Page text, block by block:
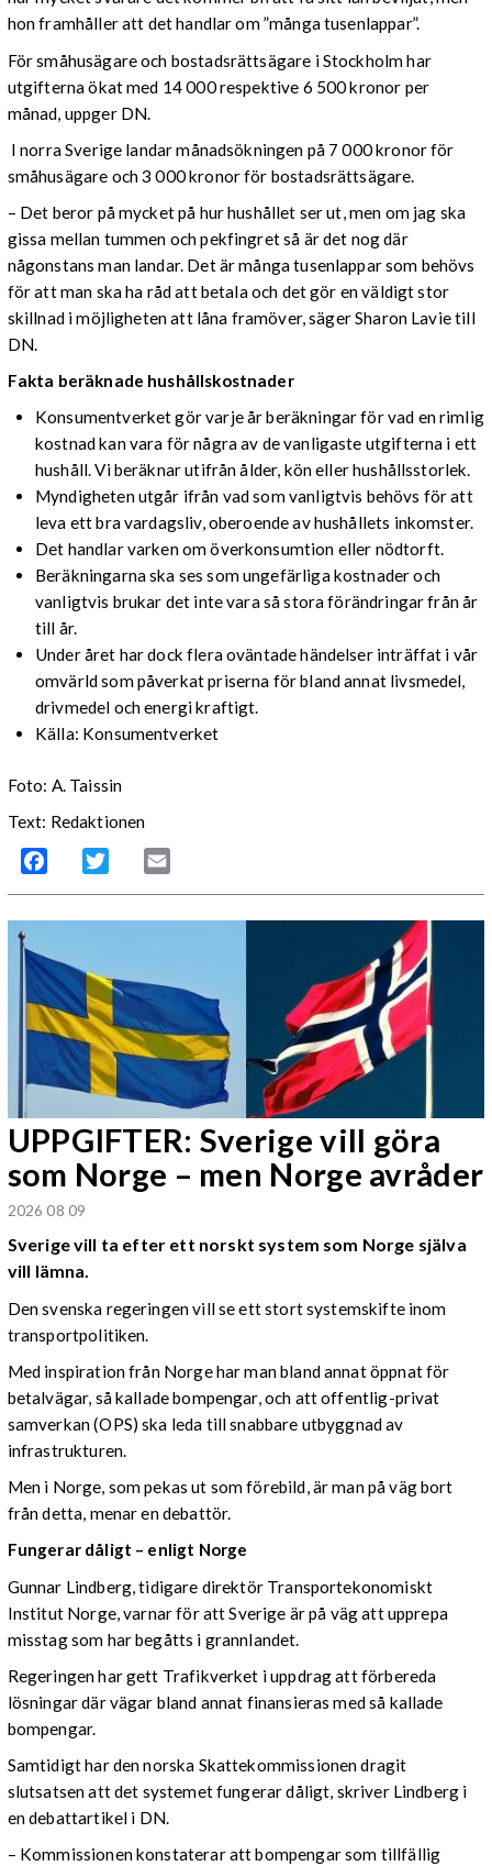
hon framhåller att det handlar om ”många tusenlappar”.
För småhusägare och bostadsrättsägare i Stockholm har
utgifterna ökat med 14 000 respektive 6 500 kronor per
månad, uppger DN.
I norra Sverige landar månadsökningen på 7 000 kronor för
småhusägare och 3 000 kronor för bostadsrättsägare.
– Det beror på mycket på hur hushållet ser ut, men om jag ska
gissa mellan tummen och pekfingret så är det nog där
någonstans man landar. Det är många tusenlappar som behövs
för att man ska ha råd att betala och det gör en väldigt stor
skillnad i möjligheten att låna framöver, säger Sharon Lavie till
DN.
Fakta beräknade hushållskostnader
Konsumentverket gör varje år beräkningar för vad en rimlig
kostnad kan vara för några av de vanligaste utgifterna i ett
hushåll. Vi beräknar utifrån ålder, kön eller hushållsstorlek.
Myndigheten utgår ifrån vad som vanligtvis behövs för att
leva ett bra vardagsliv, oberoende av hushållets inkomster.
Det handlar varken om överkonsumtion eller nödtorft.
Beräkningarna ska ses som ungefärliga kostnader och
vanligtvis brukar det inte vara så stora förändringar från år
till år.
Under året har dock flera oväntade händelser inträffat i vår
omvärld som påverkat priserna för bland annat livsmedel,
drivmedel och energi kraftigt.
Källa: Konsumentverket
Foto: A. Taissin
Text: Redaktionen
Facebook Twitter
UPPGIFTER: Sverige vill göra
som Norge – men Norge avråder
2026 08 09
Sverige vill ta efter ett norskt system som Norge själva
vill lämna.
Den svenska regeringen vill se ett stort systemskifte inom
transportpolitiken.
Med inspiration från Norge har man bland annat öppnat för
betalvägar, så kallade bompengar, och att offentlig-privat
samverkan (OPS) ska leda till snabbare utbyggnad av
infrastrukturen.
Men i Norge, som pekas ut som förebild, är man på väg bort
från detta, menar en debattör.
Fungerar dåligt – enligt Norge
Gunnar Lindberg, tidigare direktör Transportekonomiskt
Institut Norge, varnar för att Sverige är på väg att upprepa
misstag som har begåtts i grannlandet.
Regeringen har gett Trafikverket i uppdrag att förbereda
lösningar där vägar bland annat finansieras med så kallade
bompengar.
Samtidigt har den norska Skattekommissionen dragit
slutsatsen att det systemet fungerar dåligt, skriver Lindberg i
en debattartikel i DN.
– Kommissionen konstaterar att bompengar som tillfällig